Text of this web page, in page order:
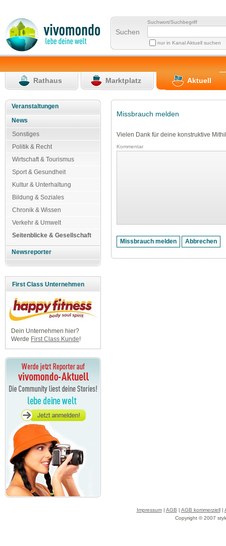
Suchen
Suchwort/Suchbegriff
nur in Kanal Aktuell suchen
Rathaus Marktplatz Aktuell
Veranstaltungen
News
Sonstiges
Politik & Recht
Wirtschaft & Tourismus
Sport & Gesundheit
Kultur & Unterhaltung
Bildung & Soziales
Chronik & Wissen
Verkehr & Umwelt
Seitenblicke & Gesellschaft
Newsreporter
First Class Unternehmen
Dein Unternehmen hier?
Werde First Class Kunde!
Missbrauch melden
Vielen Dank für deine konstruktive
Kommentar
Impressum| AGB | AGB kommerziell|
Copyright © 2007